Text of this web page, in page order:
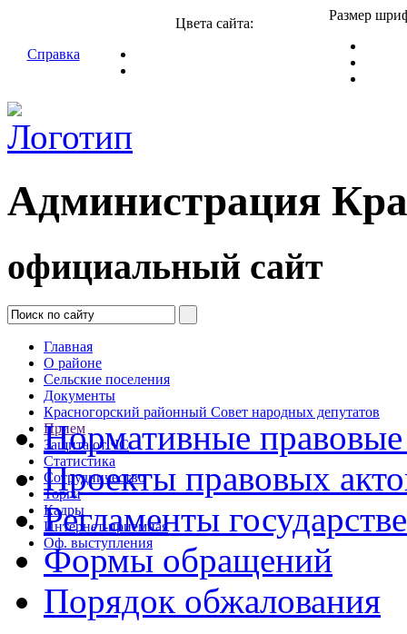
Справка
Цвета сайта:
Размер
Администрация
официальный сайт
Главная
О районе
Сельские поселения
Документы
Красногорский районный Совет народных депутатов
Прием
Защита от ЧС
Статистика
Сотрудничество
Торги
Кадры
Интернет-приемная
Оф. выступления
Нормативные
Проекты правовых
Регламенты
Формы обращений
Порядок обжалования